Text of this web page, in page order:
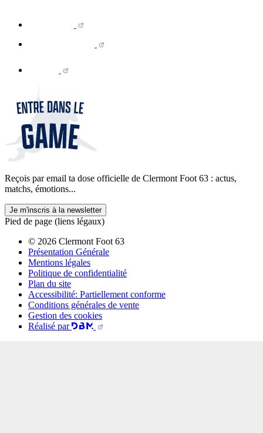
Reçois par email ta dose officielle de Clermont Foot 63 : actus,
matchs, émotions...
Je m'inscris à la newsletter
Pied de page (liens légaux)
© 2026 Clermont Foot 63
Présentation Générale
Mentions légales
Politique de confidentialité
Plan du site
Accessibilité: Partiellement conforme
Conditions générales de vente
Gestion des cookies
Réalisé par